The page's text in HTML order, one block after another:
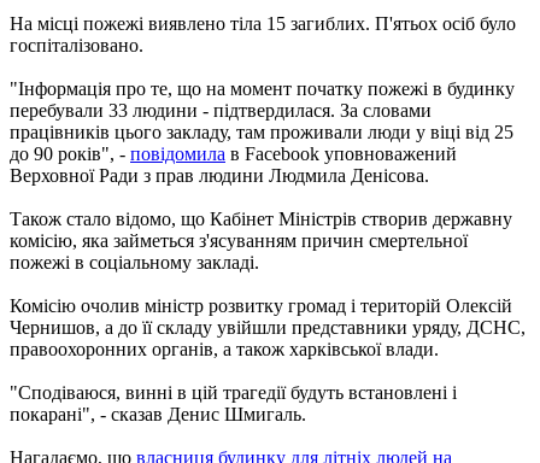
На місці пожежі виявлено тіла 15 загиблих. П'ятьох осіб було
госпіталізовано.
"Інформація про те, що на момент початку пожежі в будинку
перебували 33 людини - підтвердилася. За словами
працівників цього закладу, там проживали люди у віці від 25
до 90 років", - повідомила в Facebook уповноважений
Верховної Ради з прав людини Людмила Денісова.
Також стало відомо, що Кабінет Міністрів створив державну
комісію, яка займеться з'ясуванням причин смертельної
пожежі в соціальному закладі.
Комісію очолив міністр розвитку громад і територій Олексій
Чернишов, а до її складу увійшли представники уряду, ДСНС,
правоохоронних органів, а також харківської влади.
"Сподіваюся, винні в цій трагедії будуть встановлені і
покарані", - сказав Денис Шмигаль.
Нагадаємо, що власниця будинку для літніх людей на